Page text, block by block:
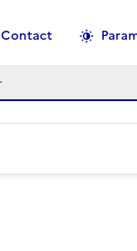
Contact